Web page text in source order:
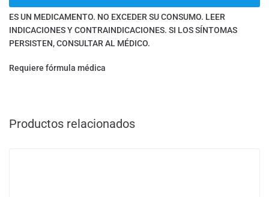
ES UN MEDICAMENTO. NO EXCEDER SU CONSUMO. LEER
INDICACIONES Y CONTRAINDICACIONES. SI LOS SÍNTOMAS
PERSISTEN, CONSULTAR AL MÉDICO.
Requiere fórmula médica
Productos relacionados